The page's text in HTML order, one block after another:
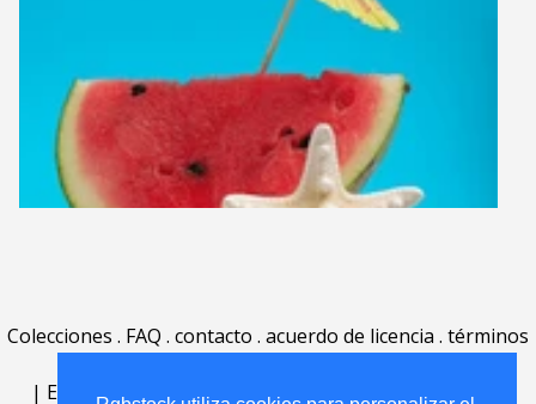
Colecciones . FAQ . contacto . acuerdo de licencia . términos
| English | Deutsch| Español Português